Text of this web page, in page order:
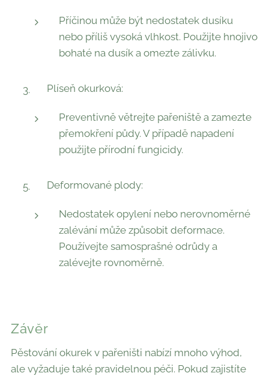
Příčinou může být nedostatek dusíku
nebo příliš vysoká vlhkost. Použijte hnojivo
bohaté na dusík a omezte zálivku.
Plíseň okurková:
Preventivně větrejte pařeniště a zamezte
přemokření půdy. V případě napadení
použijte přírodní fungicidy.
Deformované plody:
Nedostatek opylení nebo nerovnoměrné
zalévání může způsobit deformace.
Používejte samosprašné odrůdy a
zalévejte rovnoměrně.
Závěr
Pěstování okurek v pařeništi nabízí mnoho výhod,
ale vyžaduje také pravidelnou péči. Pokud zajistíte